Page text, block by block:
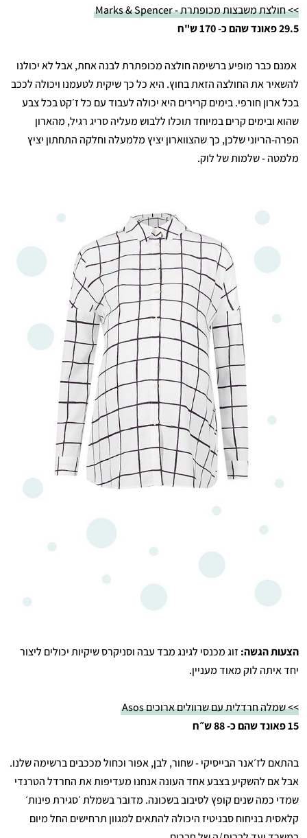
>> חולצת משבצות מכופתרת - Marks & Spencer
29.5 פאונד שהם כ- 170 ש"ח
אמנם כבר מופיע ברשימה חולצה מכופתרת לבנה אחת, אבל לא יכולנו
להשאיר את החולצה הזאת בחוץ. היא כל כך שיקית לטעמנו ויכולה לככב
בכל ארון חורפי. בימים קרירים היא יכולה לעבוד עם כל ז׳קט בכל צבע
שהוא ובימים קרים במיוחד תוכלו ללבוש מעליה סריג רגיל, מהארון
הפרה-הריוני שלכן, כך שהצווארון יציץ מלמעלה וחלקה התחתון יציץ
מלמטה - שלמות של לוק.
הצעות הגשה: זוג מכנסי לגינג מבד עבה וסניקרס שיקיות יכולים ליצור
יחד איתה לוק מאוד מעניין.
>> שמלה חרדלית עם שרוולים ארוכים Asos
15 פאונד שהם כ- 88 ש״ח
בהתאם לז׳אנר הבייסיקי - שחור, לבן, אפור וכחול מככבים ברשימה שלנו.
אבל אם להשקיע בצבע אחד העונה אנחנו מעדיפות את החרדל הטרנדי
שמדי כמה שנים קופץ לסיבוב בשכונה. מדובר בשמלת ׳סגירת פינות׳
קלאסית בניחוח סבניטיז היכולה להתאים למגוון תרחישים החל מיום